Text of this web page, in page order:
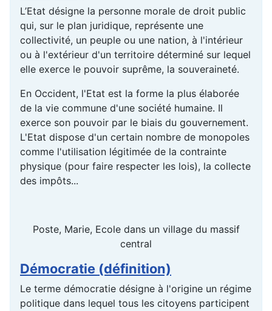
L’Etat désigne la personne morale de droit public
qui, sur le plan juridique, représente une
collectivité, un peuple ou une nation, à l'intérieur
ou à l'extérieur d'un territoire déterminé sur lequel
elle exerce le pouvoir suprême, la souveraineté.
En Occident, l'Etat est la forme la plus élaborée
de la vie commune d'une société humaine. Il
exerce son pouvoir par le biais du gouvernement.
L'Etat dispose d'un certain nombre de monopoles
comme l'utilisation légitimée de la contrainte
physique (pour faire respecter les lois), la collecte
des impôts...
Poste, Marie, Ecole dans un village du massif
central
Démocratie (définition)
Le terme démocratie désigne à l'origine un régime
politique dans lequel tous les citoyens participent